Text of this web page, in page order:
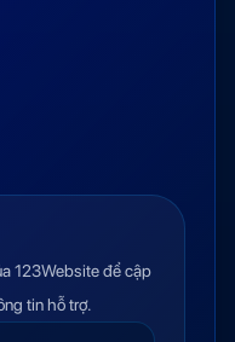
123Website để cập
tin hỗ trợ.